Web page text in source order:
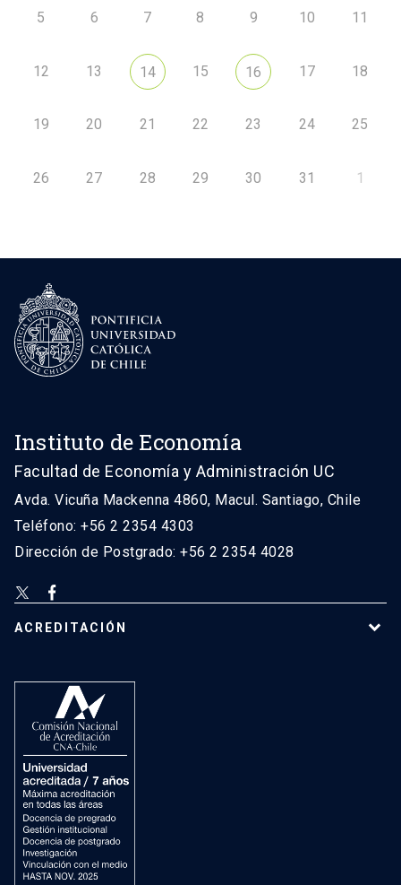
5 6 7 8 9 10 11
12 13 14 15 16 17 18
19 20 21 22 23 24 25
26 27 28 29 30 31 1
Instituto de Economía
Facultad de Economía y Administración UC
Avda. Vicuña Mackenna 4860, Macul. Santiago, Chile
Teléfono: +56 2 2354 4303
Dirección de Postgrado: +56 2 2354 4028
ACREDITACIÓN